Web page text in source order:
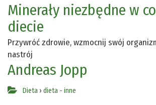
Minerały niezbędne w
diecie
Przywróć zdrowie, wzmocnij swój
nastrój
Andreas Jopp
Dieta › dieta - inne